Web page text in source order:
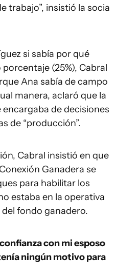
trabajo”, insistió la socia
si sabía por qué
(25%), Cabral
Ana sabía de campo
manera, aclaró que la
de decisiones
de “producción”.
Cabral insistió en que
Ganadera se
para habilitar los
estaba en la operativa
fondo ganadero.
con mi esposo
ningún motivo para